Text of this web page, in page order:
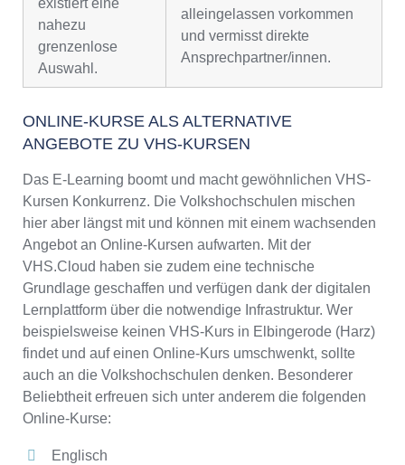
existiert eine
nahezu
grenzenlose
Auswahl.
alleingelassen vorkommen
und vermisst direkte
Ansprechpartner/innen.
ONLINE-KURSE ALS ALTERNATIVE
ANGEBOTE ZU VHS-KURSEN
Das E-Learning boomt und macht gewöhnlichen VHS-
Kursen Konkurrenz. Die Volkshochschulen mischen
hier aber längst mit und können mit einem wachsenden
Angebot an Online-Kursen aufwarten. Mit der
VHS.Cloud haben sie zudem eine technische
Grundlage geschaffen und verfügen dank der digitalen
Lernplattform über die notwendige Infrastruktur. Wer
beispielsweise keinen VHS-Kurs in Elbingerode (Harz)
findet und auf einen Online-Kurs umschwenkt, sollte
auch an die Volkshochschulen denken. Besonderer
Beliebtheit erfreuen sich unter anderem die folgenden
Online-Kurse:
Englisch